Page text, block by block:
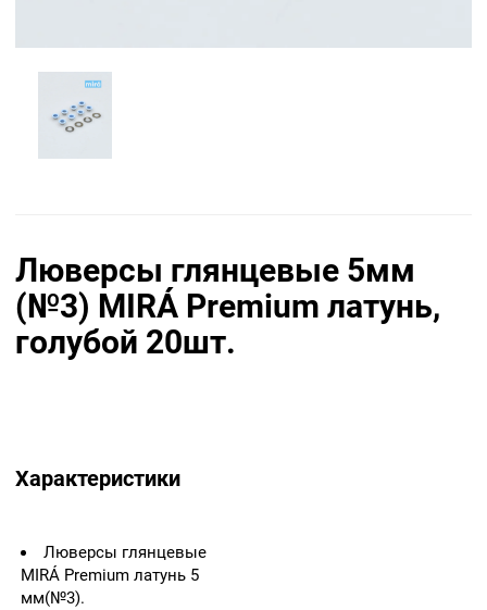
Люверсы глянцевые 5мм
(№3) MIRÁ Premium латунь,
голубой 20шт.
Характеристики
Люверсы глянцевые
MIRÁ Premium латунь 5
мм(№3).